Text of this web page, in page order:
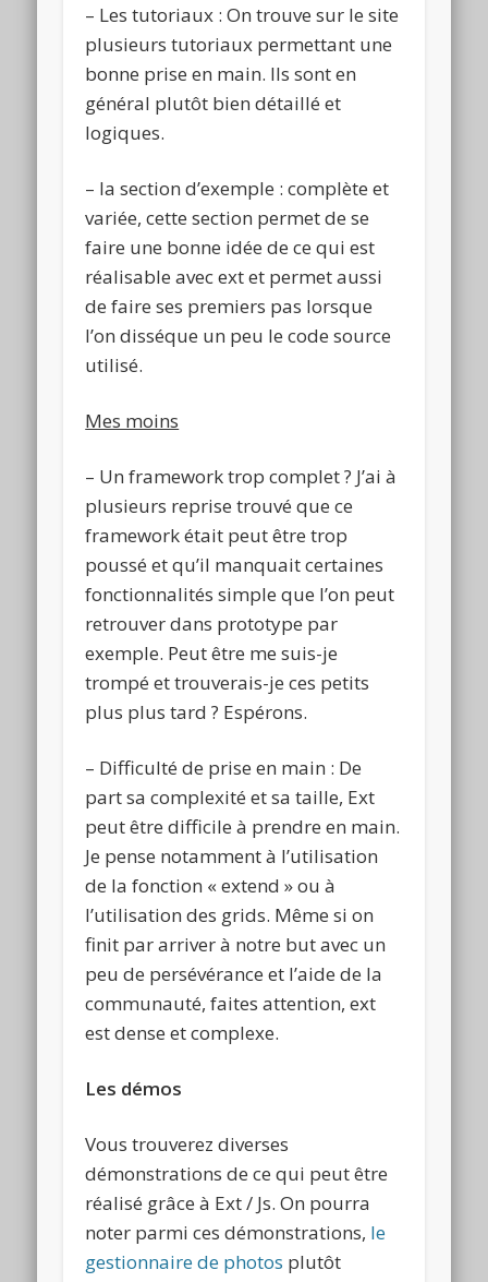
– Les tutoriaux : On trouve sur le site
plusieurs tutoriaux permettant une
bonne prise en main. Ils sont en
général plutôt bien détaillé et
logiques.
– la section d’exemple : complète et
variée, cette section permet de se
faire une bonne idée de ce qui est
réalisable avec ext et permet aussi
de faire ses premiers pas lorsque
l’on disséque un peu le code source
utilisé.
Mes moins
– Un framework trop complet ? J’ai à
plusieurs reprise trouvé que ce
framework était peut être trop
poussé et qu’il manquait certaines
fonctionnalités simple que l’on peut
retrouver dans prototype par
exemple. Peut être me suis-je
trompé et trouverais-je ces petits
plus plus tard ? Espérons.
– Difficulté de prise en main : De
part sa complexité et sa taille, Ext
peut être difficile à prendre en main.
Je pense notamment à l’utilisation
de la fonction « extend » ou à
l’utilisation des grids. Même si on
finit par arriver à notre but avec un
peu de persévérance et l’aide de la
communauté, faites attention, ext
est dense et complexe.
Les démos
Vous trouverez diverses
démonstrations de ce qui peut être
réalisé grâce à Ext / Js. On pourra
noter parmi ces démonstrations, le
gestionnaire de photos plutôt